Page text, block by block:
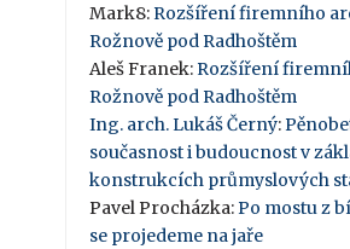
Mark8: Rozšíření firemního
Rožnově pod Radhoštěm
Aleš Franek: Rozšíření
Rožnově pod Radhoštěm
Ing. arch. Lukáš Černý:
současnost i budoucnost v
konstrukcích průmyslových
Pavel Procházka: Po mostu z
se projedeme na jaře